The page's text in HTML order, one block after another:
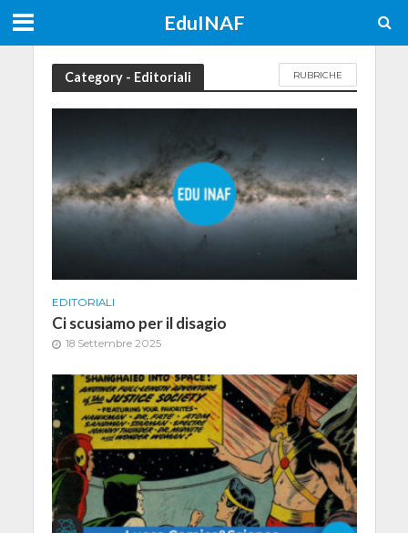
EduINAF
Category - Editoriali RUBRICHE
EDITORIALI
Ci scusiamo per il disagio
18 Settembre 2025